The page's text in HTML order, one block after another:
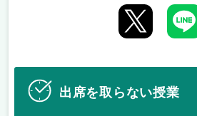
出席を取らない授業